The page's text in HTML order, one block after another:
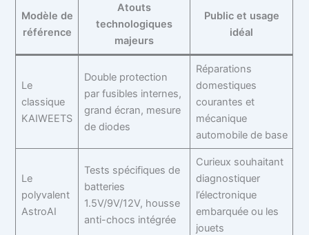
Modèle de
référence
Atouts
technologiques
majeurs
Public et usage
idéal
Le
classique
KAIWEETS
Double protection
par fusibles internes,
grand écran, mesure
de diodes
Réparations
domestiques
courantes et
mécanique
automobile de base
Le
polyvalent
AstroAI
Tests spécifiques de
batteries
1.5V/9V/12V, housse
anti-chocs intégrée
Curieux souhaitant
diagnostiquer
l’électronique
embarquée ou les
jouets